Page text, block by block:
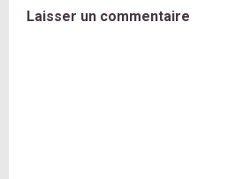
Laisser un commentaire